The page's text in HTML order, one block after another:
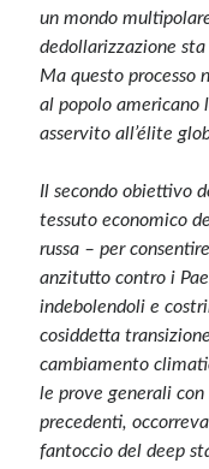
un mondo
dedollarizzazione
Ma questo processo
al popolo americano
asservito all’élite
Il secondo obiettivo
tessuto economico
russa – per
anzitutto contro i
indebolendoli e
cosiddetta
cambiamento
le prove generali
precedenti,
fantoccio del deep